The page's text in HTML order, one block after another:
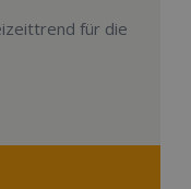
für die